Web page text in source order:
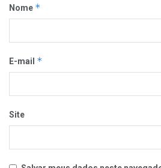
Nome *
E-mail *
Site